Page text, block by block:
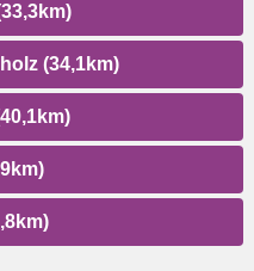
(34,1km)